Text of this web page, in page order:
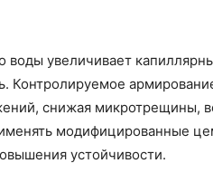
воды увеличивает
Контролируемое
снижая микротрещины,
модифицированные
устойчивости.